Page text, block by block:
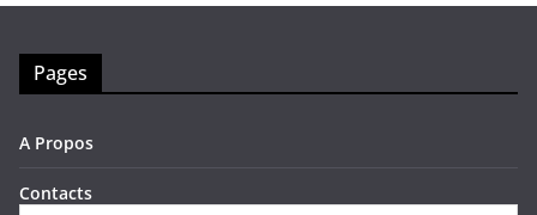
Pages
A Propos
Contacts